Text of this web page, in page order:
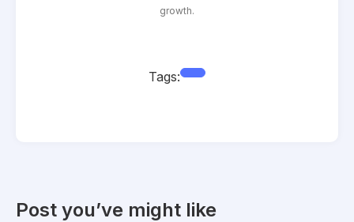
growth.
Tags:
Post you’ve might like